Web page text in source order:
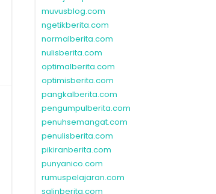
muvusblog.com
ngetikberita.com
normalberita.com
nulisberita.com
optimalberita.com
optimisberita.com
pangkalberita.com
pengumpulberita.com
penuhsemangat.com
penulisberita.com
pikiranberita.com
punyanico.com
rumuspelajaran.com
salinberita.com